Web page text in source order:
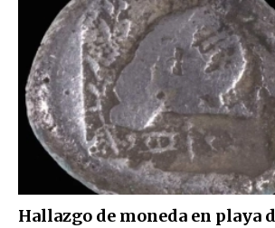
Hallazgo de moneda en playa